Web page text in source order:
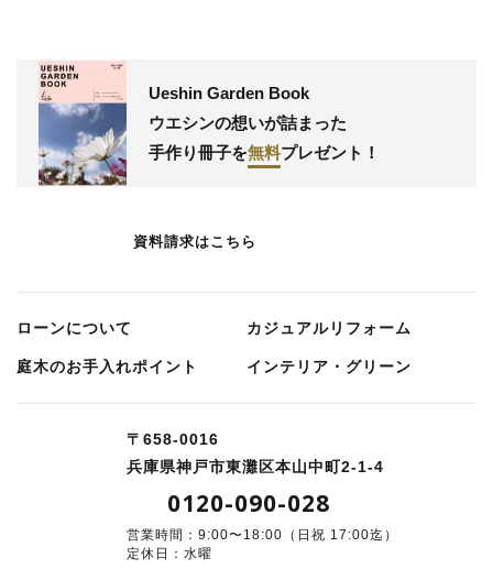
Ueshin Garden Book
ウエシンの想いが詰まった
手作り冊子を無料プレゼント！
資料請求はこちら
ローンについて カジュアルリフォーム
庭⽊のお⼿⼊れポイント インテリア・グリーン
〒658-0016
兵庫県神戸市東灘区本山中町2-1-4
0120-090-028
営業時間：9:00〜18:00（日祝 17:00迄）
定休日：水曜